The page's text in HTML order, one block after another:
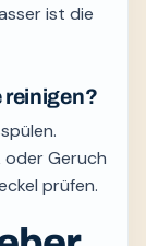
ist die
reinigen?
oder Geruch
prüfen.